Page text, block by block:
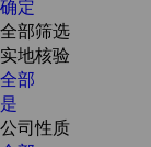
确定
全部筛选
实地核验
全部
是
公司性质